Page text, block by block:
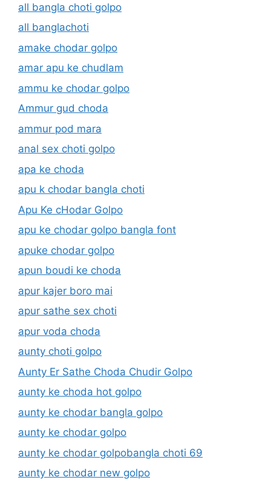
all bangla choti golpo
all banglachoti
amake chodar golpo
amar apu ke chudlam
ammu ke chodar golpo
Ammur gud choda
ammur pod mara
anal sex choti golpo
apa ke choda
apu k chodar bangla choti
Apu Ke cHodar Golpo
apu ke chodar golpo bangla font
apuke chodar golpo
apun boudi ke choda
apur kajer boro mai
apur sathe sex choti
apur voda choda
aunty choti golpo
Aunty Er Sathe Choda Chudir Golpo
aunty ke choda hot golpo
aunty ke chodar bangla golpo
aunty ke chodar golpo
aunty ke chodar golpobangla choti 69
aunty ke chodar new golpo